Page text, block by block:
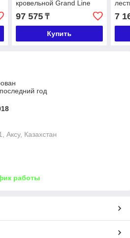
кровельной Grand Line
97 575₸
Купить
7
год
Аксу, Казахстан
работы